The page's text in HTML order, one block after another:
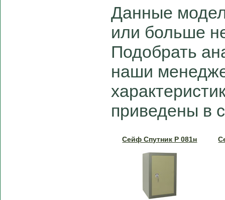
Данные
или больше
Подобрать
наши
приведены в
Сейф Спутник Р 081н